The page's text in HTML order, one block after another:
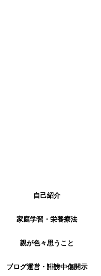
自己紹介
家庭学習・栄養療法
親が色々思うこと
ブログ運営・誹謗中傷開示